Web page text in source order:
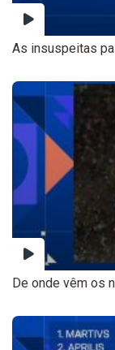
As insuspeitas
De onde vêm os